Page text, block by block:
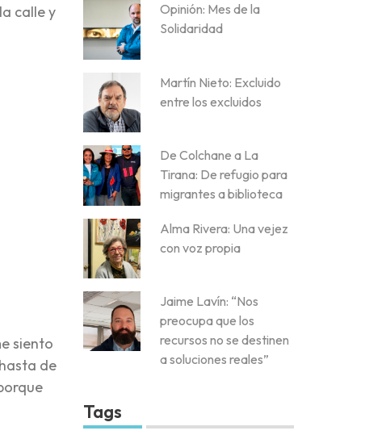
calle y
siento
de
Opinión: Mes de la
Solidaridad
Martín Nieto: Excluido
entre los excluidos
De Colchane a La
Tirana: De refugio para
migrantes a biblioteca
Alma Rivera: Una vejez
con voz propia
Jaime Lavín: “Nos
preocupa que los
recursos no se destinen
a soluciones reales”
Tags